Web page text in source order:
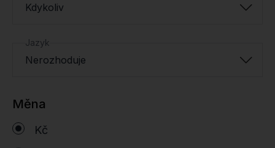
Kdykoliv
Jazyk
Nerozhoduje
Měna
Kč